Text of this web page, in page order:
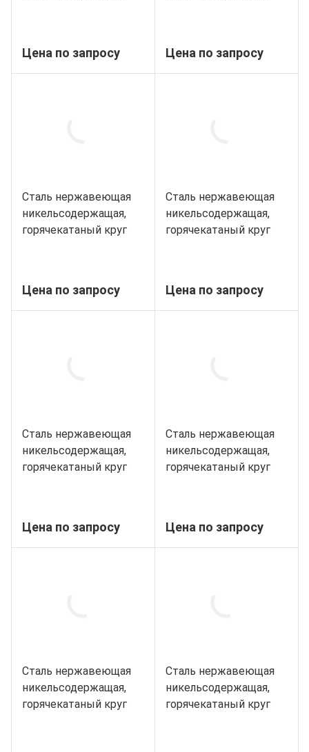
Цена по запросу Цена по запросу
Сталь нержавеющая
никельсодержащая,
горячекатаный круг
Цена по запросу
Сталь нержавеющая
никельсодержащая,
горячекатаный круг
Цена по запросу
Сталь нержавеющая
никельсодержащая,
горячекатаный круг
Цена по запросу
Сталь нержавеющая
никельсодержащая,
горячекатаный круг
Цена по запросу
Сталь нержавеющая
никельсодержащая,
горячекатаный круг
Сталь нержавеющая
никельсодержащая,
горячекатаный круг